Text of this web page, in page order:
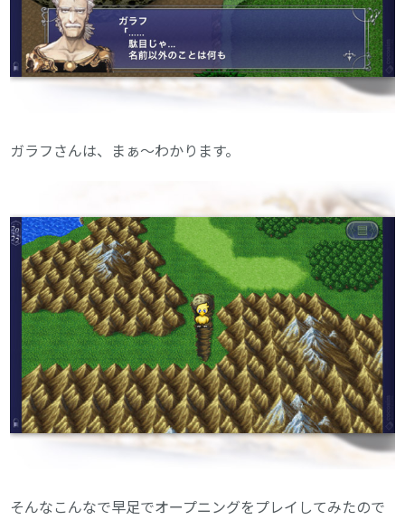
ガラフさんは、まぁ〜わかります。
そんなこんなで早足でオープニングをプレイしてみたので